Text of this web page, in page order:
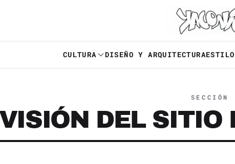
CULTURA DISEÑO Y ARQUITECTURA
SECCIÓN
DEL SITIO